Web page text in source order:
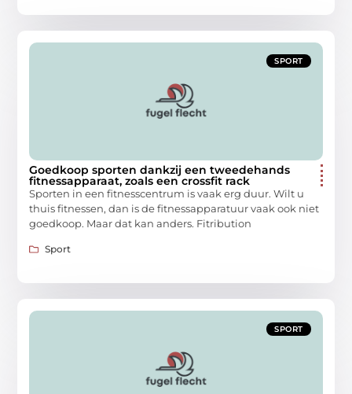
SPORT
Goedkoop sporten dankzij een tweedehands
fitnessapparaat, zoals een crossfit rack
Sporten in een fitnesscentrum is vaak erg duur. Wilt u
thuis fitnessen, dan is de fitnessapparatuur vaak ook niet
goedkoop. Maar dat kan anders. Fitribution
Sport
SPORT